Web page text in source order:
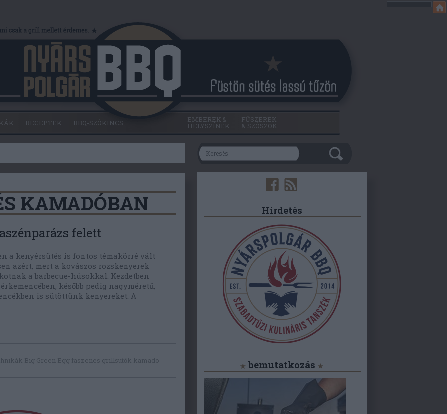
RECEPTEK BBQ-SZÓKINCS EMBEREK &
HELYSZÍNEK
FŰSZEREK
& SZÓSZOK
KAMADÓBAN
felett
a kenyérsütés is fontos témakörré vált
azért, mert a kovászos rozskenyerek
a barbecue-húsokkal. Kezdetben
később pedig nagyméretű,
is sütöttünk kenyereket. A
Big Green Egg faszenes grillsütők kamado
Hirdetés
bemutatkozás